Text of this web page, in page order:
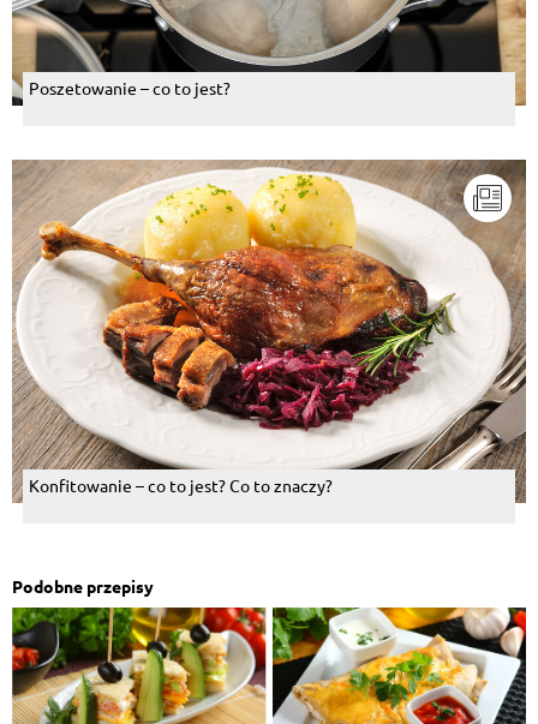
Poszetowanie – co to jest?
Konfitowanie – co to jest? Co to znaczy?
Podobne przepisy